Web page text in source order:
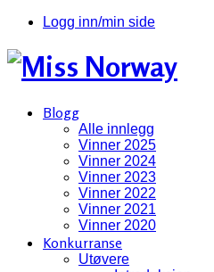
Logg inn/min side
Blogg
Alle innlegg
Vinner 2025
Vinner 2024
Vinner 2023
Vinner 2022
Vinner 2021
Vinner 2020
Konkurranse
Utøvere